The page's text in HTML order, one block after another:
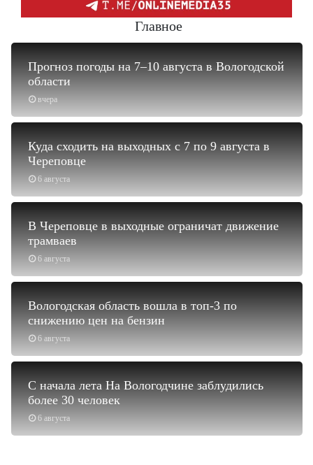
Главное
вчера
Прогноз погоды на 7–10 августа в Вологодской
области
6 августа
Куда сходить на выходных с 7 по 9 августа в
Череповце
6 августа
В Череповце в выходные ограничат движение
трамваев
6 августа
Вологодская область вошла в топ-3 по
снижению цен на бензин
6 августа
С начала лета На Вологодчине заблудились
более 30 человек